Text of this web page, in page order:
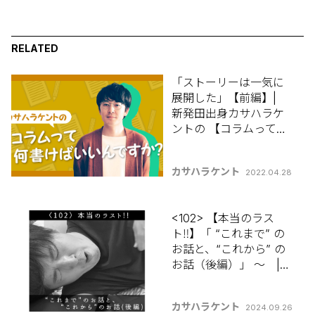
RELATED
「ストーリーは一気に
展開した」【前編】|
新発田出身カサハラケ
ントの 【コラムって何
カサハラケント 2022.04.28
<102> 【本当のラス
ト‼️】「 “これまで” の
お話と、“これから” の
お話（後編）」 〜 |
書けばいいんです
カサハラケント 2024.09.26